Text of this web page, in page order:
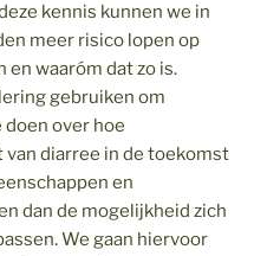
kennis kunnen we in
meer risico lopen op
waaróm dat zo is.
gebruiken om
over hoe
diarree in de toekomst
en
dan de mogelijkheid zich
We gaan hiervoor